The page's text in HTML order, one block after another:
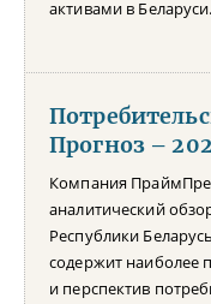
активами в Беларуси.
Прогноз –
Компания
аналитический
Республики
содержит наиболее
и перспектив